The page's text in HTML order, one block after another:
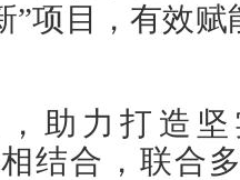
”项目，有效
助力打造
结合，联合